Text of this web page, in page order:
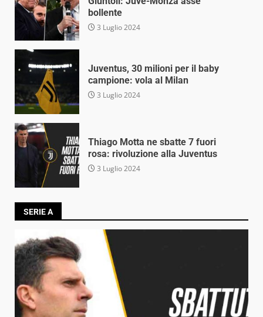
bollente
3 Luglio 2024
Juventus, 30 milioni per il baby
campione: vola al Milan
3 Luglio 2024
Thiago Motta ne sbatte 7 fuori
rosa: rivoluzione alla Juventus
3 Luglio 2024
SERIE A